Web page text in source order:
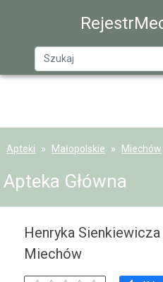
Apteki Małopolskie Miechów
Apteka Główna
Henryka Sienkiewicza
Miechów